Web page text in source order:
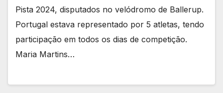
Pista 2024, disputados no velódromo de Ballerup.
Portugal estava representado por 5 atletas, tendo
participação em todos os dias de competição.
Maria Martins…